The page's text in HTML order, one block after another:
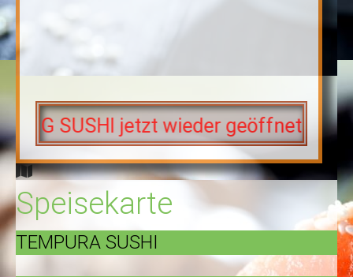
wieder geöffnet! Wir freuen uns auf
Speisekarte
TEMPURA SUSHI